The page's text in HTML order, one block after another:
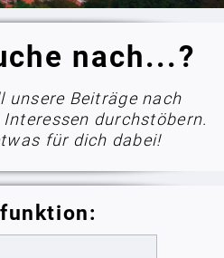
nach...?
unsere Beiträge nach
durchstöbern.
für dich dabei!